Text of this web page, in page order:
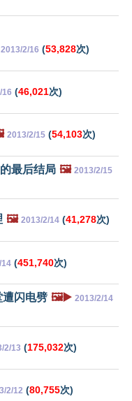
2013/2/16 (53,828次)
16 (46,021次)
2013/2/15 (54,103次)
最后结局 🖼️ 2013/2/15
🖼️ 2013/2/14 (41,278次)
14 (451,740次)
遭闪电劈 🖼️▶️ 2013/2/14
2/13 (175,032次)
2/12 (80,755次)